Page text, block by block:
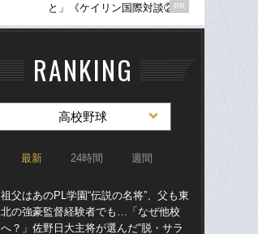
と」《ケイリン国際対談②》
PR
RANKING
高校野球
最新 24時間 週間
祖父はあのPL学園“伝説の名将”、父も東
北の強豪監督経験者でも…「なぜ他校
へ？」佐野日大主将が選んだ“脱・サラ